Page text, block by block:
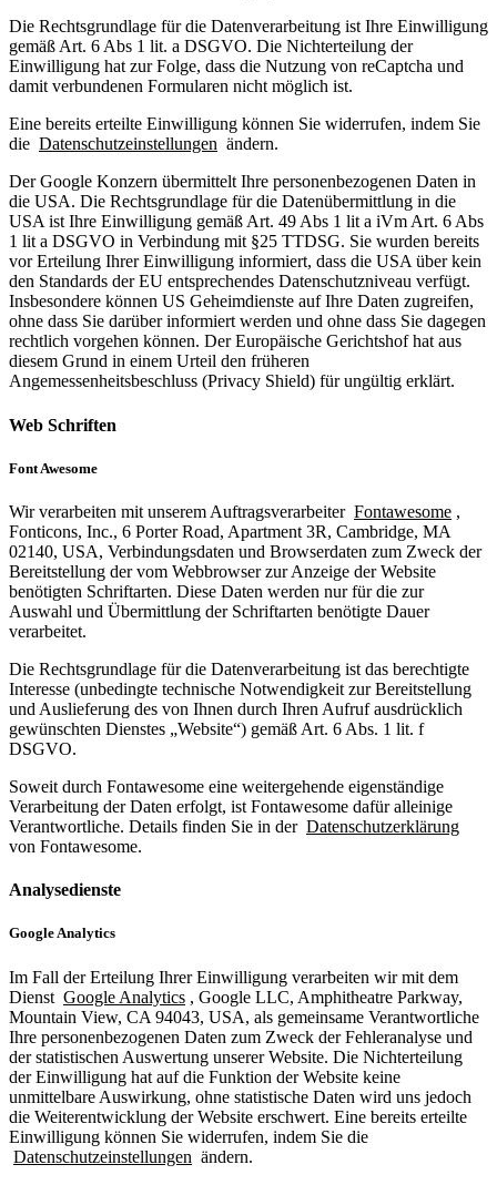
Die Rechtsgrundlage für die Datenverarbeitung ist Ihre Einwilligung
gemäß Art. 6 Abs 1 lit. a DSGVO. Die Nichterteilung der
Einwilligung hat zur Folge, dass die Nutzung von reCaptcha und
damit verbundenen Formularen nicht möglich ist.
Eine bereits erteilte Einwilligung können Sie widerrufen, indem Sie
die Datenschutzeinstellungen ändern.
Der Google Konzern übermittelt Ihre personenbezogenen Daten in
die USA. Die Rechtsgrundlage für die Datenübermittlung in die
USA ist Ihre Einwilligung gemäß Art. 49 Abs 1 lit a iVm Art. 6 Abs
1 lit a DSGVO in Verbindung mit §25 TTDSG. Sie wurden bereits
vor Erteilung Ihrer Einwilligung informiert, dass die USA über kein
den Standards der EU entsprechendes Datenschutzniveau verfügt.
Insbesondere können US Geheimdienste auf Ihre Daten zugreifen,
ohne dass Sie darüber informiert werden und ohne dass Sie dagegen
rechtlich vorgehen können. Der Europäische Gerichtshof hat aus
diesem Grund in einem Urteil den früheren
Angemessenheitsbeschluss (Privacy Shield) für ungültig erklärt.
Web Schriften
Font Awesome
Wir verarbeiten mit unserem Auftragsverarbeiter Fontawesome ,
Fonticons, Inc., 6 Porter Road, Apartment 3R, Cambridge, MA
02140, USA, Verbindungsdaten und Browserdaten zum Zweck der
Bereitstellung der vom Webbrowser zur Anzeige der Website
benötigten Schriftarten. Diese Daten werden nur für die zur
Auswahl und Übermittlung der Schriftarten benötigte Dauer
verarbeitet.
Die Rechtsgrundlage für die Datenverarbeitung ist das berechtigte
Interesse (unbedingte technische Notwendigkeit zur Bereitstellung
und Auslieferung des von Ihnen durch Ihren Aufruf ausdrücklich
gewünschten Dienstes „Website“) gemäß Art. 6 Abs. 1 lit. f
DSGVO.
Soweit durch Fontawesome eine weitergehende eigenständige
Verarbeitung der Daten erfolgt, ist Fontawesome dafür alleinige
Verantwortliche. Details finden Sie in der Datenschutzerklärung
von Fontawesome.
Analysedienste
Google Analytics
Im Fall der Erteilung Ihrer Einwilligung verarbeiten wir mit dem
Dienst Google Analytics , Google LLC, Amphitheatre Parkway,
Mountain View, CA 94043, USA, als gemeinsame Verantwortliche
Ihre personenbezogenen Daten zum Zweck der Fehleranalyse und
der statistischen Auswertung unserer Website. Die Nichterteilung
der Einwilligung hat auf die Funktion der Website keine
unmittelbare Auswirkung, ohne statistische Daten wird uns jedoch
die Weiterentwicklung der Website erschwert. Eine bereits erteilte
Einwilligung können Sie widerrufen, indem Sie die
Datenschutzeinstellungen ändern.